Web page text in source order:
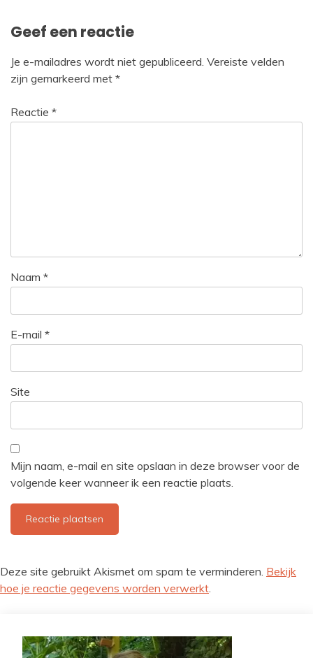
Geef een reactie
Je e-mailadres wordt niet gepubliceerd. Vereiste velden
zijn gemarkeerd met *
Reactie *
Naam *
E-mail *
Site
Mijn naam, e-mail en site opslaan in deze browser voor de
volgende keer wanneer ik een reactie plaats.
Deze site gebruikt Akismet om spam te verminderen. Bekijk
hoe je reactie gegevens worden verwerkt